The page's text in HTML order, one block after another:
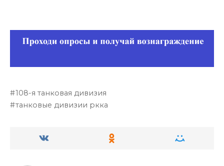
108-я танковая дивизия
танковые дивизии ркка